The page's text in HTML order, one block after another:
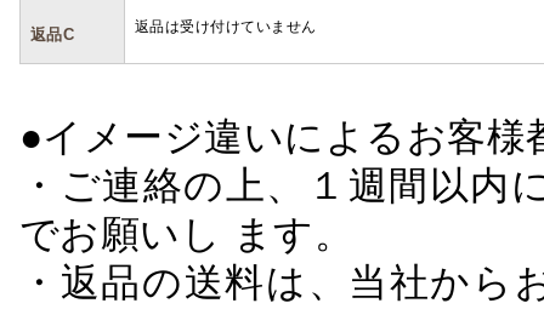
返品C 返品は受け付けていません
●イメージ違いによるお客
・ご連絡の上、１週間以
でお願いし ます。
・返品の送料は、当社か